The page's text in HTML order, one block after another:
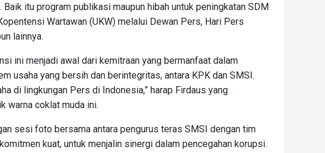
Baik itu program publikasi maupun hibah untuk peningkatan SDM
Wartawan (UKW) melalui Dewan Pers, Hari Pers
lainnya.
ini menjadi awal dari kemitraan yang bermanfaat dalam
usaha yang bersih dan berintegritas, antara KPK dan SMSI.
di lingkungan Pers di Indonesia,” harap Firdaus yang
warna coklat muda ini.
sesi foto bersama antara pengurus teras SMSI dengan tim
kuat, untuk menjalin sinergi dalam pencegahan korupsi.